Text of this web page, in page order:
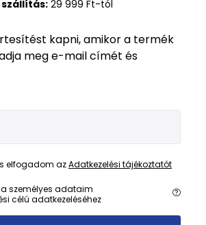
29 999 Ft-tól
kapni, amikor a termék
meg e-mail címét és
elfogadom azAdatkezelési tájékoztatót
személyes adataim
célú adatkezeléséhez